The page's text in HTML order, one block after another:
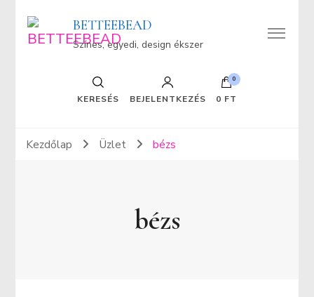
BETTEEBEAD
Színes, egyedi, design ékszer
KERESÉS BEJELENTKEZÉS
0
0 FT
Kezdőlap Üzlet bézs
bézs